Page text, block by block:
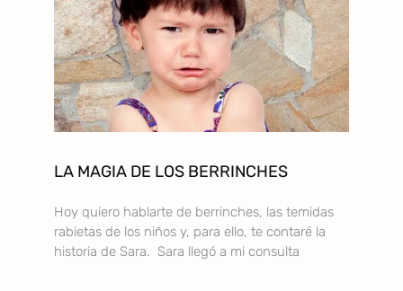
LA MAGIA DE LOS BERRINCHES
Hoy quiero hablarte de berrinches, las temidas
rabietas de los niños y, para ello, te contaré la
historia de Sara. Sara llegó a mi consulta